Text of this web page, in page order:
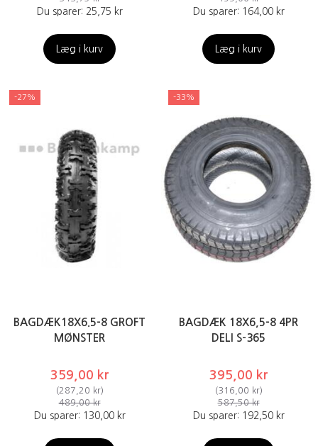
Du sparer: 25,75 kr
Læg i kurv
Du sparer: 164,00 kr
Læg i kurv
-27%
BAGDÆK18X6.5-8 GROFT
MØNSTER
359,00 kr
(287,20 kr)
489,00 kr
Du sparer: 130,00 kr
-33%
BAGDÆK 18X6,5-8 4PR
DELI S-365
395,00 kr
(316,00 kr)
587,50 kr
Du sparer: 192,50 kr